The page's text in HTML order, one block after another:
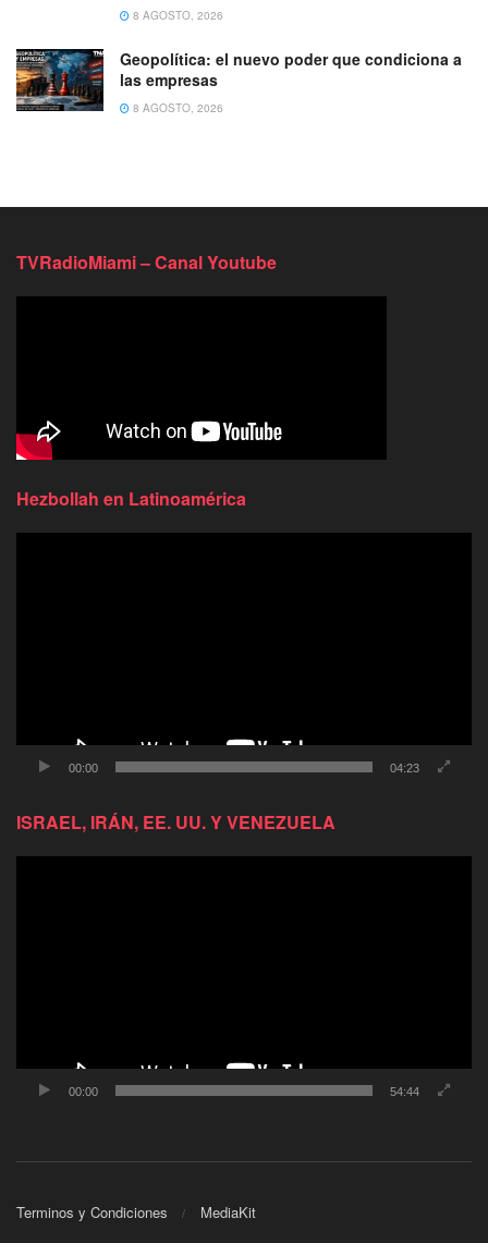
8 AGOSTO, 2026
Geopolítica: el nuevo poder que condiciona a
las empresas
8 AGOSTO, 2026
TVRadioMiami – Canal Youtube
Hezbollah en Latinoamérica
00:00 04:23
ISRAEL, IRÁN, EE. UU. Y VENEZUELA
00:00 54:44
Terminos y Condiciones MediaKit